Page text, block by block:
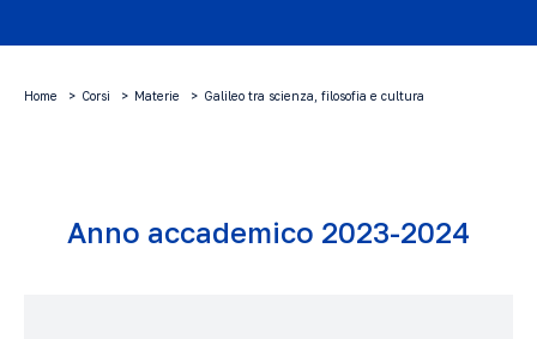
Home Corsi Materie Galileo tra scienza, filosofia e cultura
Anno accademico 2023-2024